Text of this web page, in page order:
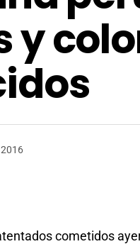
y
cometidos